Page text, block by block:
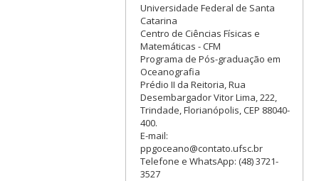
Universidade Federal de Santa
Catarina
Centro de Ciências Físicas e
Matemáticas - CFM
Programa de Pós-graduação em
Oceanografia
Prédio II da Reitoria, Rua
Desembargador Vitor Lima, 222,
Trindade, Florianópolis, CEP 88040-
400.
E-mail:
ppgoceano@contato.ufsc.br
Telefone e WhatsApp: (48) 3721-
3527